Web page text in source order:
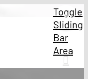
Toggle
Sliding
Bar
Area